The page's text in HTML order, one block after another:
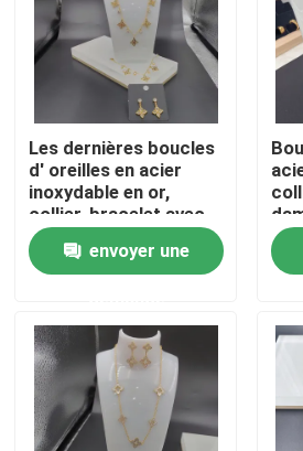
Maison
Les dernières boucles
d' oreilles en acier
inoxydable en or,
collier, bracelet avec
pierre pour dame,
brillant,envoyer une